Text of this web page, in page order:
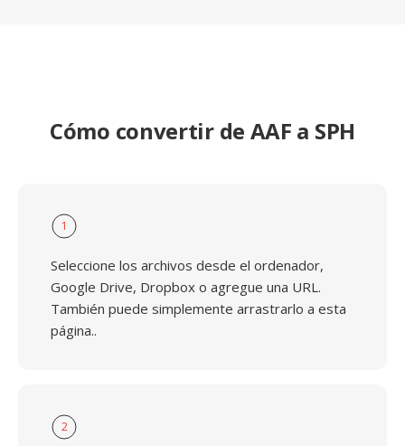
Cómo convertir de AAF a SPH
1
Seleccione los archivos desde el ordenador,
Google Drive, Dropbox o agregue una URL.
También puede simplemente arrastrarlo a esta
página..
2